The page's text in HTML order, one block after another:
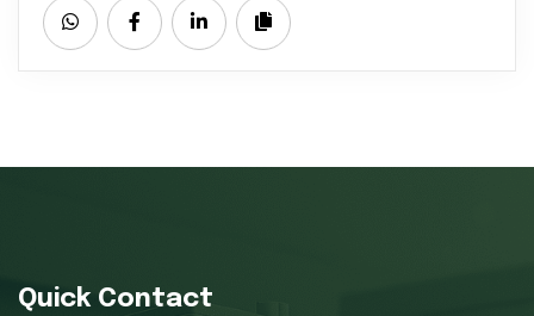
Quick Contact